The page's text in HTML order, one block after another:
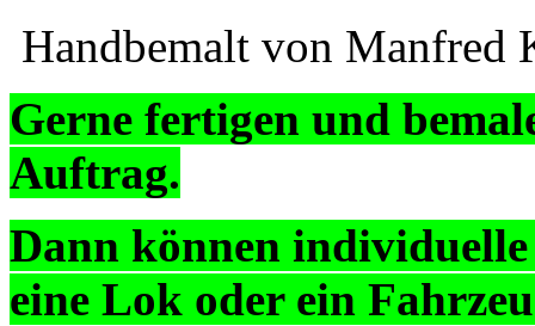
Handbemalt von Manfred
Gerne fertigen und
Auftrag.
Dann können individuelle
eine Lok oder ein